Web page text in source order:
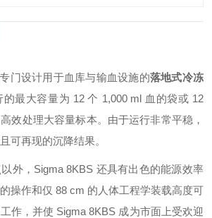
门设计用于血库与输血设施的落地式冷冻
最大容量为 12 个 1,000 ml 血的袋或 12
效处理大容量标本。由于运行非常平稳，
可再现的沉降结果。
外，Sigma 8KBS 还具有出色的能源效率
操作和仅 88 cm 的人体工程学装载高度可
作，并使 Sigma 8KBS 成为市面上受欢迎